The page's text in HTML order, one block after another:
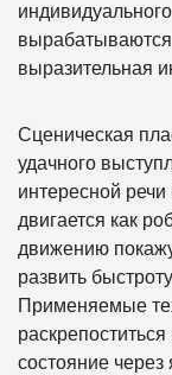
выразительная
Сценическая
удачного
интересной речи
двигается как
движению
развить
Применяемые
состояние через